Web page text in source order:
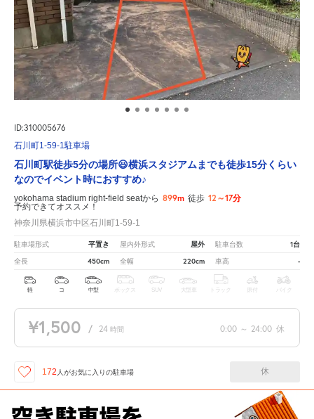
ID:310005676
石川町1-59-1駐車場
石川町駅徒歩5分の場所😃横浜スタジアムまでも徒歩15分くらい
なのでイベント時におすすめ♪
yokohama stadium right-field seatから 899m 徒歩 12～17分
予約できてオススメ！
神奈川県横浜市中区石川町1-59-1
駐車場形式 平置き 屋内外形式 屋外 駐車台数 1台
全長 450cm 全幅 220cm 車高 -
軽 コ 中型 ボックス SUV 大型車 トラック 原付 バイク
¥1,500 / 24 時間 0:00 ～ 24:00 休
172 人がお気に入りの駐車場 休